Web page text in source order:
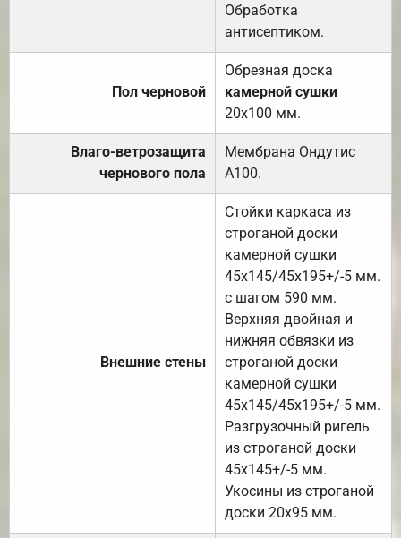
Обработка
антисептиком.
Пол черновой
Обрезная доска
камерной сушки
20х100 мм.
Влаго-ветрозащита
чернового пола
Мембрана Ондутис
А100.
Внешние стены
Стойки каркаса из
строганой доски
камерной сушки
45х145/45х195+/-5 мм.
с шагом 590 мм.
Верхняя двойная и
нижняя обвязки из
строганой доски
камерной сушки
45х145/45х195+/-5 мм.
Разгрузочный ригель
из строганой доски
45х145+/-5 мм.
Укосины из строганой
доски 20х95 мм.